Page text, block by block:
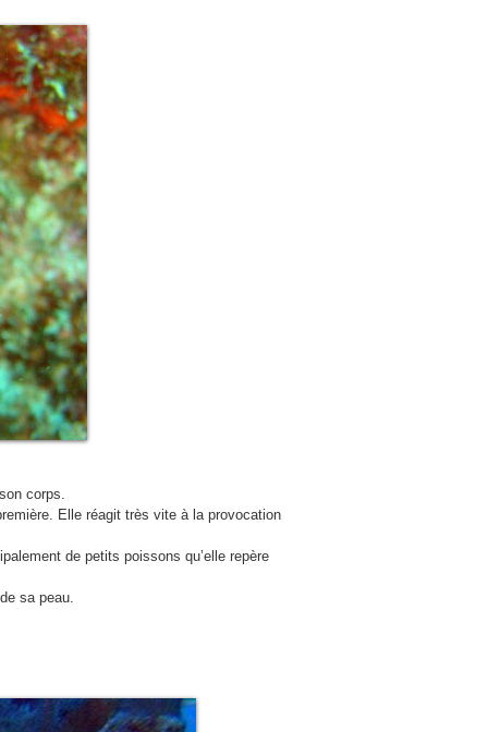
corps.
Elle réagit très vite à la provocation
de petits poissons qu’elle repère
sa peau.